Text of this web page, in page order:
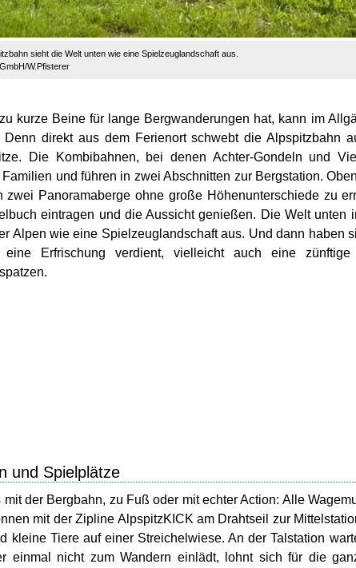
sieht die Welt unten wie eine Spielzeuglandschaft aus.
W.Pfisterer
kurze Beine für lange Bergwanderungen hat, kann im
Denn direkt aus dem Ferienort schwebt die Alpspitzbahn
Die Kombibahnen, bei denen Achter-Gondeln und
und führen in zwei Abschnitten zur Bergstation.
zwei Panoramaberge ohne große Höhenunterschiede zu
eintragen und die Aussicht genießen. Die Welt unten
Alpen wie eine Spielzeuglandschaft aus. Und dann haben
Erfrischung verdient, vielleicht auch eine zünftige
und Spielplätze
der Bergbahn, zu Fuß oder mit echter Action: Alle
mit der Zipline AlpspitzKICK am Drahtseil zur
kleine Tiere auf einer Streichelwiese. An der Talstation
einmal nicht zum Wandern einlädt, lohnt sich für die